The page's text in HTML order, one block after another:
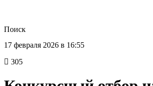
Поиск
17 февраля 2026 в 16:55
305